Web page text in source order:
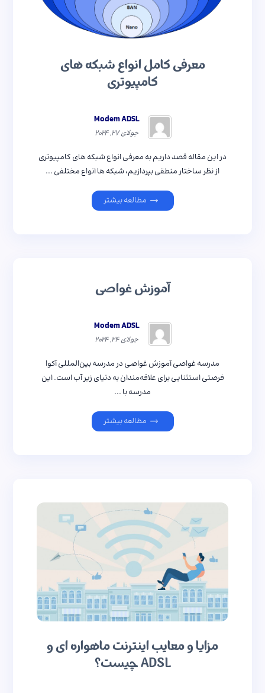
معرفی کامل انواع شبکه های
کامپیوتری
Modem ADSL
جولای ۲۷, ۲۰۲۴
در این مقاله قصد داریم به معرفی انواع شبکه های کامپیوتری
از نظر ساختار منطقی بپردازیم، شبکه ها انواع مختلفی ...
مطالعه بیشتر
آموزش غواصی
Modem ADSL
جولای ۲۴, ۲۰۲۴
مدرسه غواصی آموزش غواصی در مدرسه بین‌المللی آکوا
فرصتی استثنایی برای علاقه‌مندان به دنیای زیر آب است. این
مدرسه با ...
مطالعه بیشتر
مزایا و معایب اینترنت ماهواره ای و
ADSL چیست؟